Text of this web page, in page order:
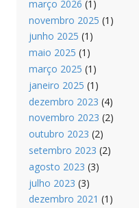
março 2026 (1)
novembro 2025 (1)
junho 2025 (1)
maio 2025 (1)
março 2025 (1)
janeiro 2025 (1)
dezembro 2023 (4)
novembro 2023 (2)
outubro 2023 (2)
setembro 2023 (2)
agosto 2023 (3)
julho 2023 (3)
dezembro 2021 (1)